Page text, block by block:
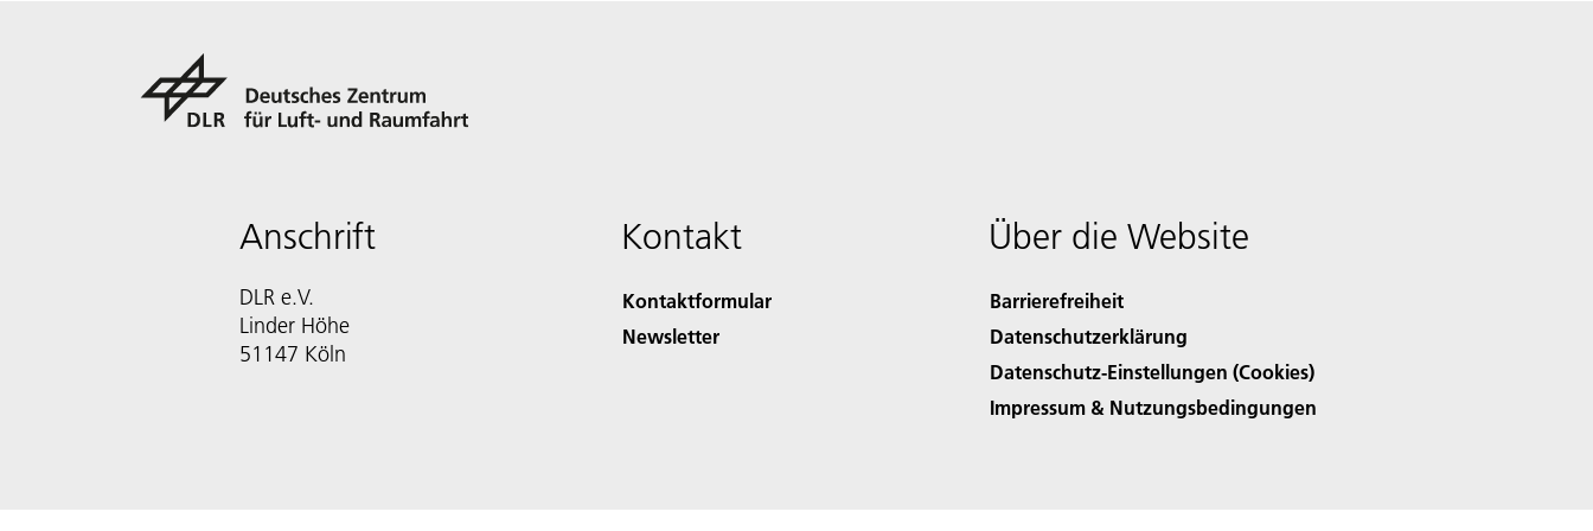
Anschrift
DLR e.V.
Linder Höhe
51147 Köln
Kontakt
Kontaktformular
Newsletter
Über die Website
Barrierefreiheit
Datenschutzerklärung
Datenschutz-Einstellungen (Cookies)
Impressum & Nutzungsbedingungen